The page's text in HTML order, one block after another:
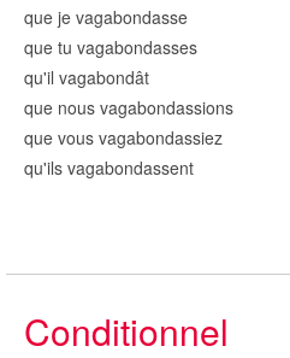
que je vagabondasse
que tu vagabondasses
qu'il vagabondât
que nous vagabondassions
que vous vagabondassiez
qu'ils vagabondassent
Conditionnel